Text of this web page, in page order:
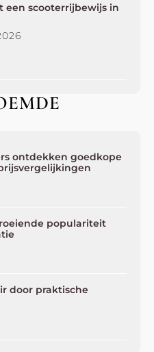
een scooterrijbewijs in
ontdekken goedkope
populariteit
door praktische